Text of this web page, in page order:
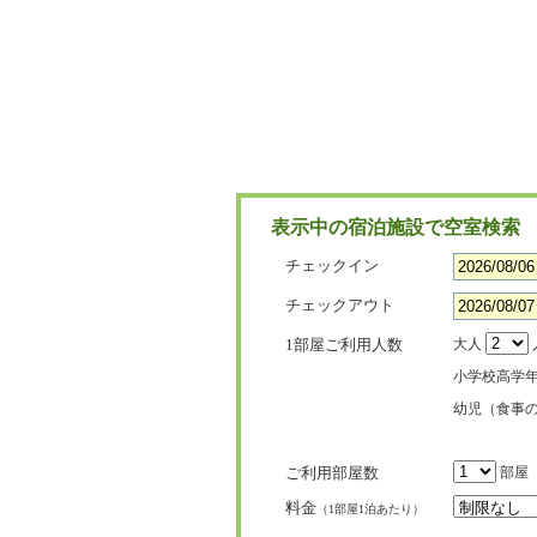
表示中の宿泊施設で空室検索
チェックイン
チェックアウト
1部屋ご利用人数 大人
小学校高学
幼児（食事
ご利用部屋数 部屋
料金 （1部屋1泊あたり）